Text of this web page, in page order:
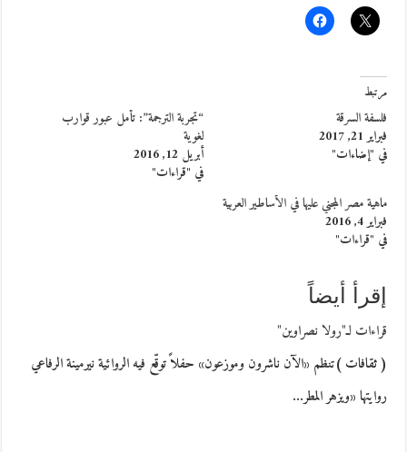
مرتبط
فلسفة السرقة
فبراير 21, 2017
في "إضاءات"
“تجربة الترجمة”: تأمل عبور قوارب
لغوية
أبريل 12, 2016
في "قراءات"
ماهية مصر المجني عليها في الأساطير العربية
فبراير 4, 2016
في "قراءات"
إقرأ أيضاً
قراءات لـ"رولا نصراوين"
( ثقافات )تنظم «الآن ناشرون وموزعون» حفلاً توقّع فيه الروائية نيرمينة الرفاعي
روايتها «ويزهر المطر…